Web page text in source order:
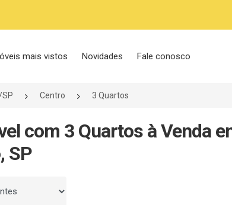
mais vistos Novidades Fale conosco
Centro 3 Quartos
com 3 Quartos à Venda
SP